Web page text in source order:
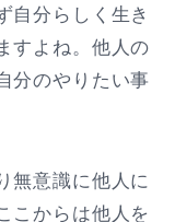
自分らしく生き
すよね。他人の
分のやりたい事
無意識に他人に
こからは他人を